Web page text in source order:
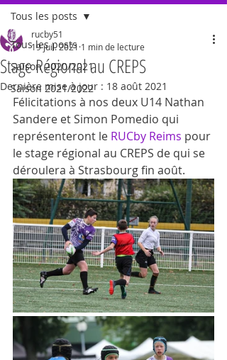
Tous les posts
Saison 2020/2021
Saison 2021/2022
Tous les posts
Stage Régional au CREPS
rucby51
19 juil. 2021 1 min de lecture
Dernière mise à jour : 18 août 2021
Félicitations à nos deux U14 Nathan
Sandere et Simon Pomedio qui
représenteront le RUCby Reims pour
le stage régional au CREPS de qui se
déroulera à Strasbourg fin août.